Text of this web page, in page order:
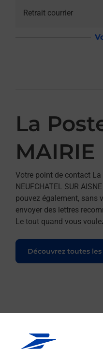
Retrait courrier
La
MAIRIE
Votre point de contact La
NEUFCHATEL SUR
pouvez également, sans
envoyer des lettres
Le tout quand vous
Découvrez toutes